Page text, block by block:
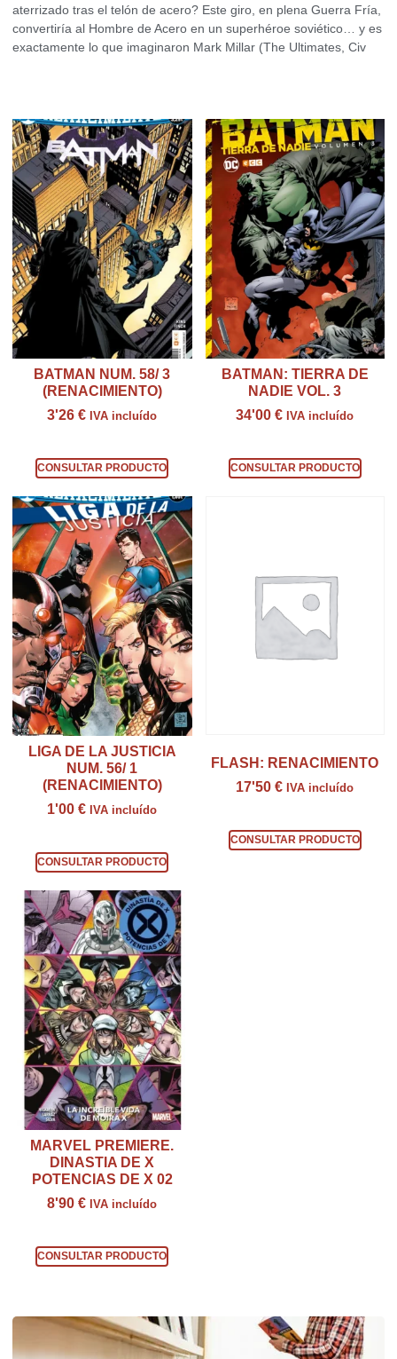
aterrizado tras el telón de acero? Este giro, en plena Guerra Fría,
convertiría al Hombre de Acero en un superhéroe soviético… y es
exactamente lo que imaginaron Mark Millar (The Ultimates, Civ
BATMAN NUM. 58/ 3
(RENACIMIENTO)
3'26€ IVA incluído
CONSULTAR PRODUCTO
BATMAN: TIERRA DE
NADIE VOL. 3
34'00€ IVA incluído
CONSULTAR PRODUCTO
LIGA DE LA JUSTICIA
NUM. 56/ 1
(RENACIMIENTO)
1'00€ IVA incluído
CONSULTAR PRODUCTO
FLASH: RENACIMIENTO
17'50€ IVA incluído
CONSULTAR PRODUCTO
MARVEL PREMIERE.
DINASTIA DE X
POTENCIAS DE X 02
8'90€ IVA incluído
CONSULTAR PRODUCTO